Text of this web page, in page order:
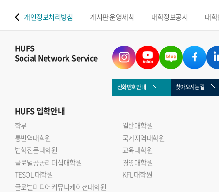
개인정보처리방침 게시판 운영세칙 대학정보공시 대
HUFS
Social Network Service
전화번호 안내 찾아오시는 길
HUFS입학안내
학부
일반대학원
통번역대학원
국제지역대학원
법학전문대학원
교육대학원
글로벌공공리더십대학원
경영대학원
TESOL 대학원
KFL 대학원
글로벌미디어커뮤니케이션대학원